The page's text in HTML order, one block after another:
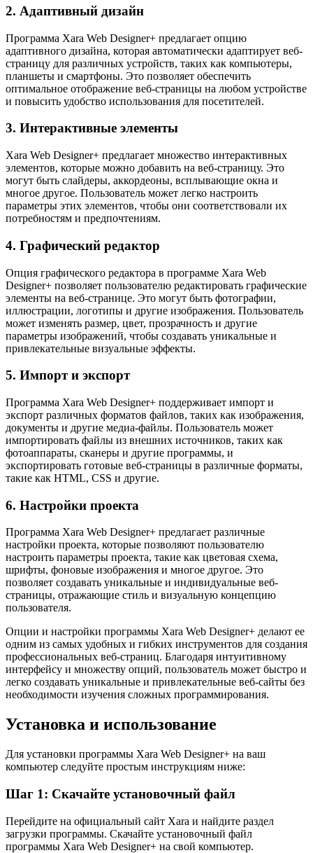
2. Адаптивный дизайн
Программа Xara Web Designer+ предлагает опцию
адаптивного дизайна, которая автоматически адаптирует веб-
страницу для различных устройств, таких как компьютеры,
планшеты и смартфоны. Это позволяет обеспечить
оптимальное отображение веб-страницы на любом устройстве
и повысить удобство использования для посетителей.
3. Интерактивные элементы
Xara Web Designer+ предлагает множество интерактивных
элементов, которые можно добавить на веб-страницу. Это
могут быть слайдеры, аккордеоны, всплывающие окна и
многое другое. Пользователь может легко настроить
параметры этих элементов, чтобы они соответствовали их
потребностям и предпочтениям.
4. Графический редактор
Опция графического редактора в программе Xara Web
Designer+ позволяет пользователю редактировать графические
элементы на веб-странице. Это могут быть фотографии,
иллюстрации, логотипы и другие изображения. Пользователь
может изменять размер, цвет, прозрачность и другие
параметры изображений, чтобы создавать уникальные и
привлекательные визуальные эффекты.
5. Импорт и экспорт
Программа Xara Web Designer+ поддерживает импорт и
экспорт различных форматов файлов, таких как изображения,
документы и другие медиа-файлы. Пользователь может
импортировать файлы из внешних источников, таких как
фотоаппараты, сканеры и другие программы, и
экспортировать готовые веб-страницы в различные форматы,
такие как HTML, CSS и другие.
6. Настройки проекта
Программа Xara Web Designer+ предлагает различные
настройки проекта, которые позволяют пользователю
настроить параметры проекта, такие как цветовая схема,
шрифты, фоновые изображения и многое другое. Это
позволяет создавать уникальные и индивидуальные веб-
страницы, отражающие стиль и визуальную концепцию
пользователя.
Опции и настройки программы Xara Web Designer+ делают ее
одним из самых удобных и гибких инструментов для создания
профессиональных веб-страниц. Благодаря интуитивному
интерфейсу и множеству опций, пользователь может быстро и
легко создавать уникальные и привлекательные веб-сайты без
необходимости изучения сложных программирования.
Установка и использование
Для установки программы Xara Web Designer+ на ваш
компьютер следуйте простым инструкциям ниже:
Шаг 1: Скачайте установочный файл
Перейдите на официальный сайт Xara и найдите раздел
загрузки программы. Скачайте установочный файл
программы Xara Web Designer+ на свой компьютер.